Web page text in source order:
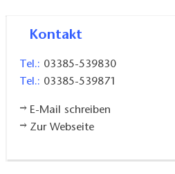
Kontakt
Tel.: 03385-539830
Tel.: 03385-539871
E-Mail schreiben
Zur Webseite